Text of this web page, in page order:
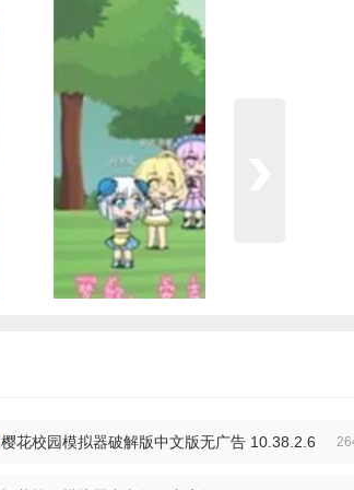
樱花校园模拟器破解版中文版无广告 10.38.2.6